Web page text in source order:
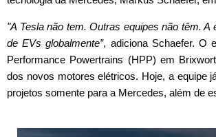
"A Tesla não tem. Outras equipes não têm.
de EVs globalmente”, adiciona Schaefer. O
Performance Powertrains (HPP) em
dos novos motores elétricos. Hoje, a equipe
projetos somente para a Mercedes, além de